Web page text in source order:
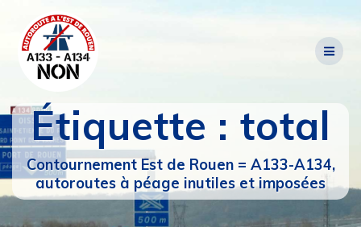
Étiquette :total
Contournement Est de Rouen = A133-A134,
autoroutes à péage inutiles et imposées